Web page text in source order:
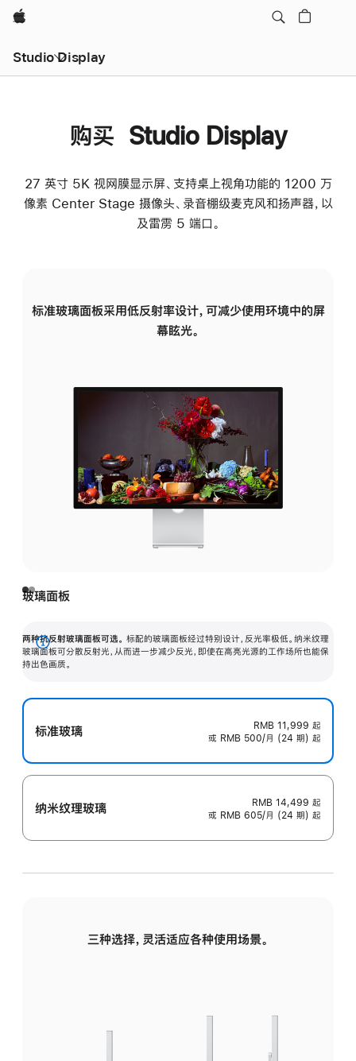
Apple
Studio Display
购买 Studio Display
27 英寸 5K 视网膜显示屏、支持桌上视角功能的 1200 万
像素 Center Stage 摄像头、录音棚级麦克风和扬声器，以
及雷雳 5 端口。
标准玻璃面板采用低反射率设计，可减少使用环境中的屏
幕眩光。
玻璃面板
两种抗反射玻璃面板可选。 标配的玻璃面板经过特别设计，反光率极低。纳米纹理
玻璃面板可分散反射光，从而进一步减少反光，即使在高亮光源的工作场所也能保
持出色画质。
展
开
标准玻璃 RMB 11,999 起
或 RMB 500/月 (24 期) 起
纳米纹理玻璃 RMB 14,499 起
或 RMB 605/月 (24 期) 起
三种选择，灵活适应各种使用场景。